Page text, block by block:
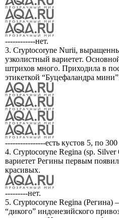
------------нет.
3. Cryptocoryne Nurii,
узколистный вариетет.
штрихов много. Приходила в
этикеткой “Буцефаландра
----------------есть кустов 5, по 300
4. Cryptocoryne Regina (sp.
вариетет Регины первым
красивых.
---------нет.
5. Cryptocoryne Regina (Регина)
“дикого” индонезийского